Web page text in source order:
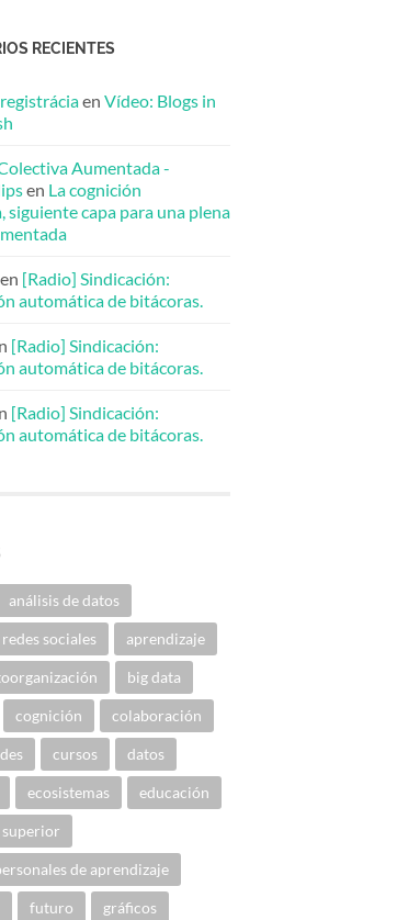
RECIENTES
en Vídeo: Blogs in
Aumentada -
en La cognición
siguiente capa para una plena
en [Radio] Sindicación:
automática de bitácoras.
[Radio] Sindicación:
automática de bitácoras.
[Radio] Sindicación:
automática de bitácoras.
análisis de datos
sociales aprendizaje
big data
cognición colaboración
cursos datos
ecosistemas educación
de aprendizaje
futuro gráficos